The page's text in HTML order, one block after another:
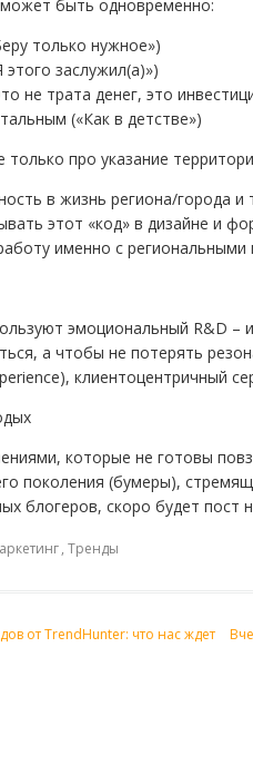
быть одновременно:
только нужное»)
этого заслужил(а)»)
не трата денег, это
(«Как в детстве»)
только про указание
в жизнь региона/города и
этот «код» в дизайне и
именно с
эмоциональный R&D –
а чтобы не потерять
клиентоцентричный
которые не готовы
поколения (бумеры),
блогеров, скоро будет пост
, Тренды
от TrendHunter: что нас ждет